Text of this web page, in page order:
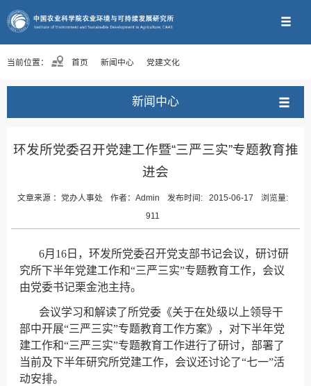
当前位置： 首页 新闻中心 党建文化
新闻中心
环发所党委召开党建工作暨“三严三实”专题教育推
进会
文章来源 ： 党办人事处 作者：Admin 发布时间: 2015-06-17
浏览量:
911
6月16日 ，环发所党委召开党支部书记会议，研讨研
究所下半年党建工作和“三严三实”专题教育工作，会议
由党委书记栗金池主持。
会议学习和解读了所党委《关于在处级以上领导干
部中开展“三严三实”专题教育工作方案》，对下半年党
建工作和“三严三实”专题教育工作进行了研讨，部署了
当前及下半年研究所党建工作，会议还讨论了“七一”活
动安排。